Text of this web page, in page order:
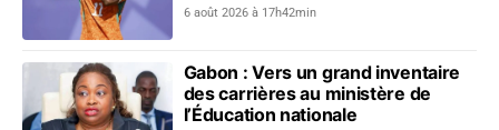
6 août 2026 à 17h42min
Gabon : Vers un grand inventaire
des carrières au ministère de
l’Éducation nationale